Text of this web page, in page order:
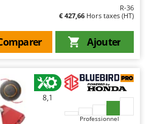
R-36
€ 427,66 Hors taxes (HT)
Ajouter
8,1
Professionnel